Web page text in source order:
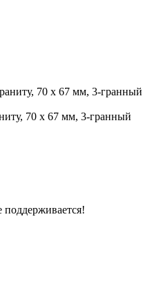
70 х 67 мм, 3-гранный
поддерживается!